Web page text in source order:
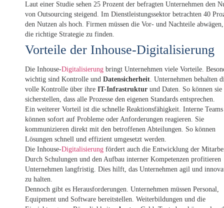
Laut einer Studie sehen 25 Prozent der befragten Unternehmen den
von Outsourcing steigend. Im Dienstleistungssektor betrachten 40
den Nutzen als hoch. Firmen müssen die Vor- und Nachteile
die richtige Strategie zu finden.
Vorteile der Inhouse-Digitalisierung
Die Inhouse-Digitalisierung bringt Unternehmen viele Vorteile.
wichtig sind Kontrolle und Datensicherheit. Unternehmen behalten
volle Kontrolle über ihre IT-Infrastruktur und Daten. So können sie
sicherstellen, dass alle Prozesse den eigenen Standards entsprechen.
Ein weiterer Vorteil ist die schnelle Reaktionsfähigkeit. Interne Teams
können sofort auf Probleme oder Anforderungen reagieren. Sie
kommunizieren direkt mit den betroffenen Abteilungen. So können
Lösungen schnell und effizient umgesetzt werden.
Die Inhouse-Digitalisierung fördert auch die Entwicklung der
Durch Schulungen und den Aufbau interner Kompetenzen profitieren
Unternehmen langfristig. Dies hilft, das Unternehmen agil und
zu halten.
Dennoch gibt es Herausforderungen. Unternehmen müssen Personal,
Equipment und Software bereitstellen. Weiterbildungen und die